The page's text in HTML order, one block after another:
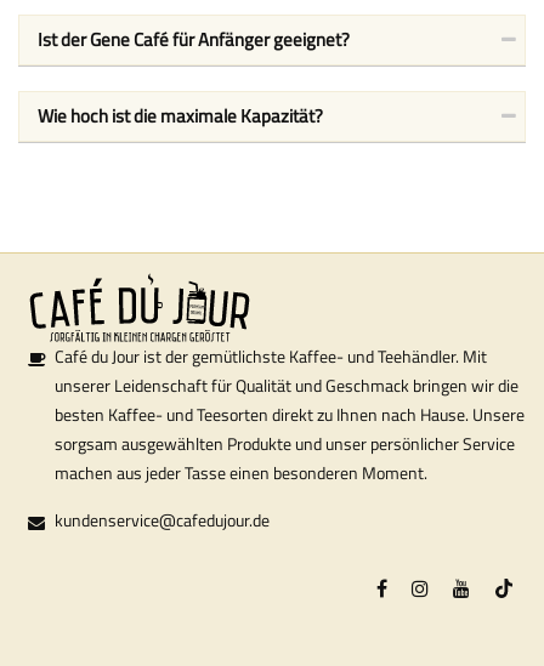
Ist der Gene Café für Anfänger geeignet?
Wie hoch ist die maximale Kapazität?
Café du Jour ist der gemütlichste Kaffee- und Teehändler. Mit
unserer Leidenschaft für Qualität und Geschmack bringen wir die
besten Kaffee- und Teesorten direkt zu Ihnen nach Hause. Unsere
sorgsam ausgewählten Produkte und unser persönlicher Service
machen aus jeder Tasse einen besonderen Moment.
kundenservice@cafedujour.de